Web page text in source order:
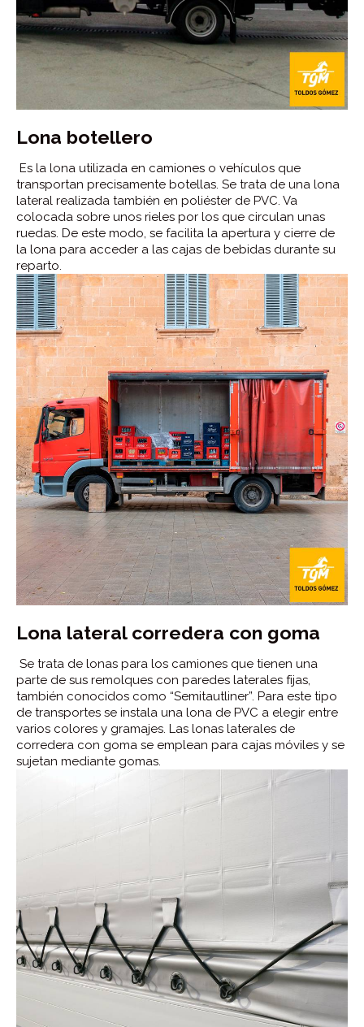
Lona botellero
Es la lona utilizada en camiones o vehículos que
transportan precisamente botellas. Se trata de una lona
lateral realizada también en poliéster de PVC. Va
colocada sobre unos rieles por los que circulan unas
ruedas. De este modo, se facilita la apertura y cierre de
la lona para acceder a las cajas de bebidas durante su
reparto.
Lona lateral corredera con goma
Se trata de lonas para los camiones que tienen una
parte de sus remolques con paredes laterales fijas,
también conocidos como “Semitautliner”. Para este tipo
de transportes se instala una lona de PVC a elegir entre
varios colores y gramajes. Las lonas laterales de
corredera con goma se emplean para cajas móviles y se
sujetan mediante gomas.